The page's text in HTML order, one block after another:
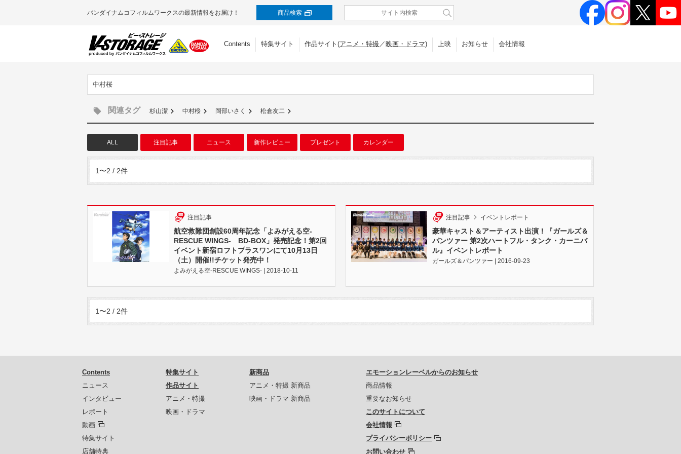
バンダイナムコフィルムワークスの最新情報をお届け！ 商品検索
Contents 特集サイト 作品サイト(アニメ・特撮／映画・ドラマ) 上映 お知らせ 会社情報
中村桜
関連タグ 杉山潔 中村桜 岡部いさく 松倉友二
ALL 注目記事 ニュース 新作レビュー プレゼント カレンダー
1〜2 / 2件
注目記事
航空救難団創設60周年記念「よみがえる空-
RESCUE WINGS- BD-BOX」発売記念！第2回
イベント新宿ロフトプラスワンにて10月13日
（土）開催!!チケット発売中！
よみがえる空-RESCUE WINGS- | 2018-10-11
注目記事 イベントレポート
豪華キャスト＆アーティスト出演！『ガールズ＆
パンツァー 第2次ハートフル・タンク・カーニバ
ル』イベントレポート
ガールズ＆パンツァー | 2016-09-23
1〜2 / 2件
Contents
ニュース
インタビュー
レポート
動画
特集サイト
店舗特典
特集サイト
作品サイト
アニメ・特撮
映画・ドラマ
新商品
アニメ・特撮 新商品
映画・ドラマ 新商品
エモーションレーベルからのお知らせ
商品情報
重要なお知らせ
このサイトについて
会社情報
プライバシーポリシー
お問い合わせ